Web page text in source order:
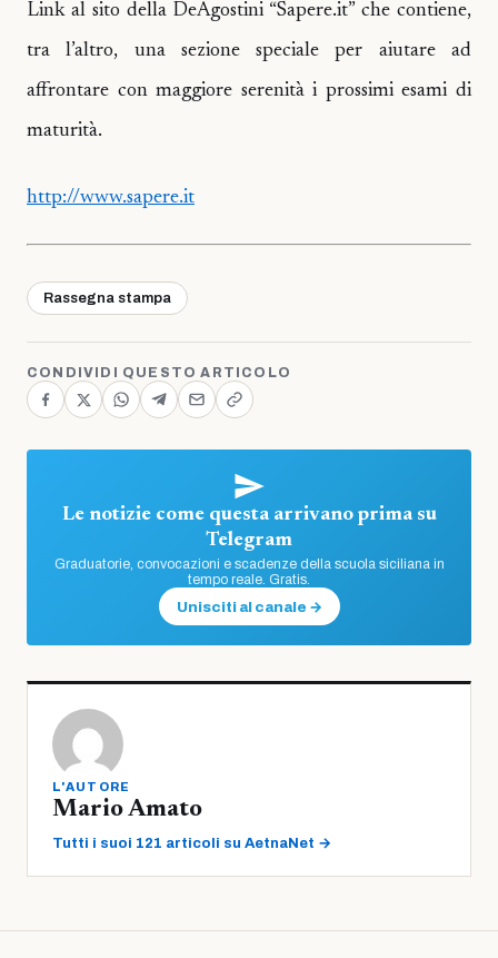
Link al sito della DeAgostini “Sapere.it” che contiene,
tra l’altro, una sezione speciale per aiutare ad
affrontare con maggiore serenità i prossimi esami di
maturità.
http://www.sapere.it
Rassegna stampa
CONDIVIDI QUESTO ARTICOLO
Le notizie come questa arrivano prima su
Telegram
Graduatorie, convocazioni e scadenze della scuola siciliana in
tempo reale. Gratis.
Unisciti al canale →
L'AUTORE
Mario Amato
Tutti i suoi 121 articoli su AetnaNet →